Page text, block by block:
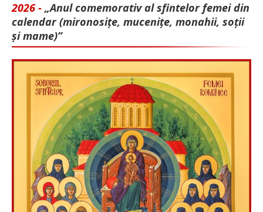
2026 - „Anul comemorativ al sfintelor femei din
calendar (mironosițe, mu­cenițe, monahii, soții
și mame)”